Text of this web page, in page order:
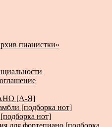
музыка, статьи…
пианистки»
[А-Я]
[подборка нот]
нот]
для фортепиано [подборка